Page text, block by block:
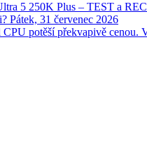
5 250K Plus – TEST a
Pátek, 31 červenec 2026
potěší překvapivě cenou.